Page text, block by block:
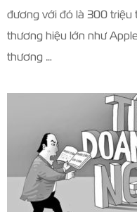
đương với đó là 300
thương hiệu lớn như
thương …